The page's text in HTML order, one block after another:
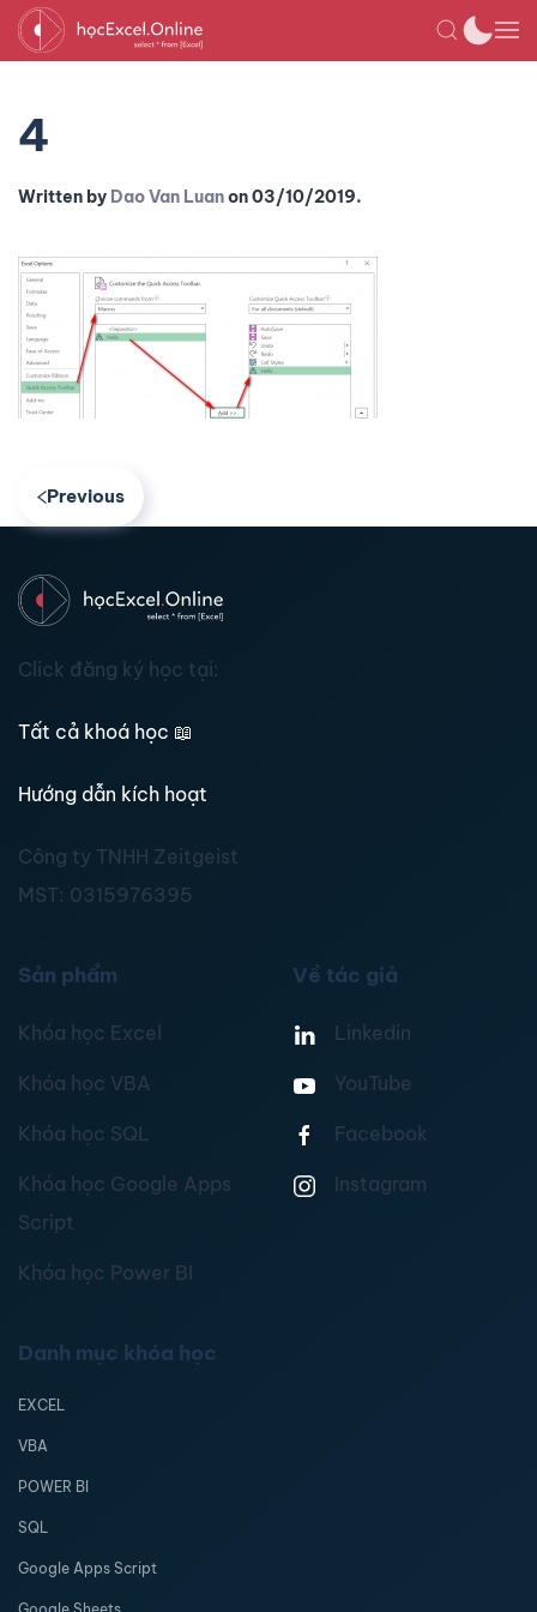
4
Written by Dao Van Luanon03/10/2019.
Previous
Click đăng ký học tại:
Tất cả khoá học 📖
Hướng dẫn kích hoạt
Công ty TNHH Zeitgeist
MST: 0315976395
Sản phẩm
Khóa học Excel
Khóa học VBA
Khóa học SQL
Khóa học Google Apps
Script
Khóa học Power BI
Về tác giả
Linkedin
YouTube
Facebook
Instagram
Danh mục khóa học
EXCEL
VBA
POWER BI
SQL
Google Apps Script